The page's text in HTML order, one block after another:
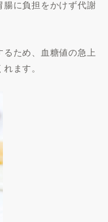
に負担をかけず代謝
ため、血糖値の急上
ます。